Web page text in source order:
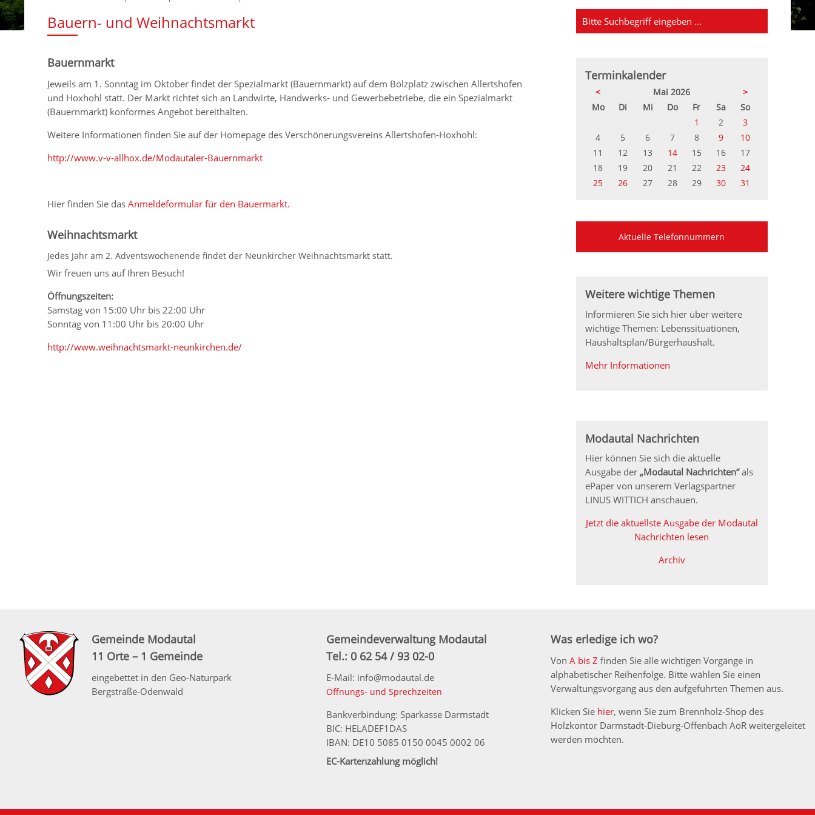
Bauern- und Weihnachtsmarkt
Bauernmarkt
Jeweils am 1. Sonntag im Oktober findet der Spezialmarkt (Bauernmarkt) auf dem Bolzplatz zwischen Allertshofen
und Hoxhohl statt. Der Markt richtet sich an Landwirte, Handwerks- und Gewerbebetriebe, die ein Spezialmarkt
(Bauernmarkt) konformes Angebot bereithalten.
Weitere Informationen finden Sie auf der Homepage des Verschönerungsvereins Allertshofen-Hoxhohl:
http://www.v-v-allhox.de/Modautaler-Bauernmarkt
Hier finden Sie dasAnmeldeformular für den Bauermarkt.
Weihnachtsmarkt
Jedes Jahr am 2. Adventswochenende findet der Neunkircher Weihnachtsmarkt statt.
Wir freuen uns auf Ihren Besuch!
Öffnungszeiten:
Samstag von 15:00 Uhr bis 22:00 Uhr
Sonntag von 11:00 Uhr bis 20:00 Uhr
http://www.weihnachtsmarkt-neunkirchen.de/
Terminkalender
< Mai 2026
>
MontagDi enstag
Mittwoch
Donnerstag
FreitagSamstag
Sonntag
1
2
3
4
5 6 7 8 9
10
11
12 13 14 15 16
17
18
19 20 21 22 23
24
25
26 27 28 29 30 31
Aktuelle Telefonnummern
Weitere wichtige Themen
Informieren Sie sich hier über weitere
wichtige Themen: Lebenssituationen,
Haushaltsplan/Bürgerhaushalt.
Mehr Informationen
Modautal Nachrichten
Hier können Sie sich die aktuelle
Ausgabe der „Modautal Nachrichten“als
ePaper von unserem Verlagspartner
LINUS WITTICH anschauen.
Jetzt die aktuellste Ausgabe der Modautal
Nachrichten lesen
Archiv
Gemeinde Modautal
11 Orte – 1 Gemeinde
eingebettet in den Geo-Naturpark
Bergstraße-Odenwald
Gemeindeverwaltung Modautal
Tel.: 0 62 54 / 93 02-0
E-Mail: info@modautal.de
Öffnungs- und Sprechzeiten
Bankverbindung: Sparkasse Darmstadt
BIC: HELADEF1DAS
IBAN: DE10 5085 0150 0045 0002 06
EC-Kartenzahlung möglich!
Was erledige ich wo?
Von A bis Z finden Sie alle wichtigen Vorgänge in
alphabetischer Reihenfolge. Bitte wählen Sie einen
Verwaltungsvorgang aus den aufgeführten Themen aus.
Klicken Sie hier, wenn Sie zum Brennholz-Shop des
Holzkontor Darmstadt-Dieburg-Offenbach AöR weitergeleitet
werden möchten.